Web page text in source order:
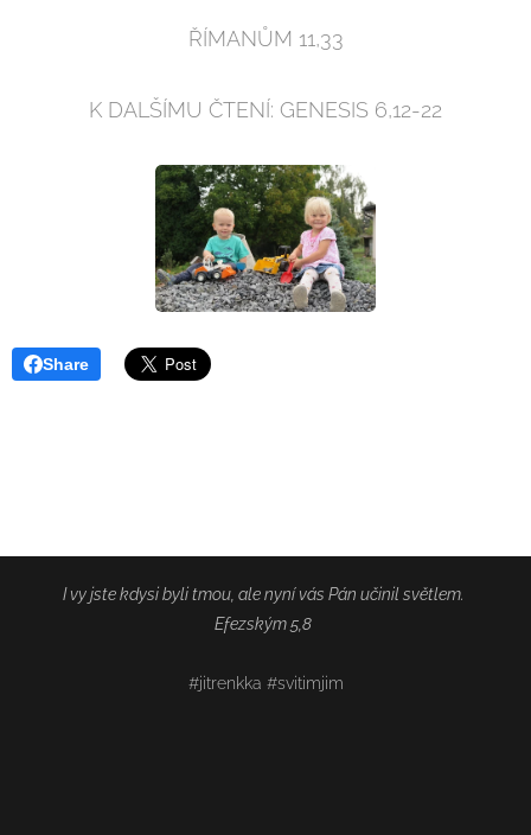
ŘÍMANŮM 11,33
K DALŠÍMU ČTENÍ: GENESIS 6,12-22
Share
I vy jste kdysi byli tmou, ale nyní vás Pán učinil světlem.
Efezským 5,8
#jitrenkka #svitimjim